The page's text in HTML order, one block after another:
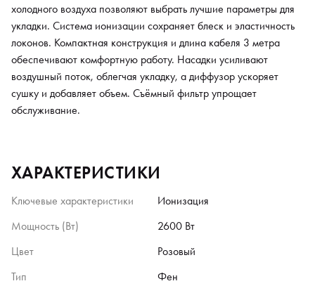
холодного воздуха позволяют выбрать лучшие параметры для
укладки. Система ионизации сохраняет блеск и эластичность
локонов. Компактная конструкция и длина кабеля 3 метра
обеспечивают комфортную работу. Насадки усиливают
воздушный поток, облегчая укладку, а диффузор ускоряет
сушку и добавляет объем. Съёмный фильтр упрощает
обслуживание.
ХАРАКТЕРИСТИКИ
Ключевые характеристики
Ионизация
Мощность (Вт)
2600 Вт
Цвет
Розовый
Тип
Фен